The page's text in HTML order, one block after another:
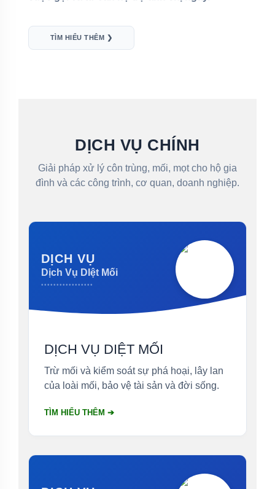
TÌM HIỂU THÊM ❯
DỊCH VỤ CHÍNH
Giải pháp xử lý côn trùng, mối, mọt cho hộ gia
đình và các công trình, cơ quan, doanh nghiệp.
DỊCH VỤ
Dịch Vụ DIệt Mối
•••••••••••••••••
DỊCH VỤ DIỆT MỐI
Trừ mối và kiểm soát sự phá hoại, lây lan
của loài mối, bảo vệ tài sản và đời sống.
TÌM HIỂU THÊM ➔